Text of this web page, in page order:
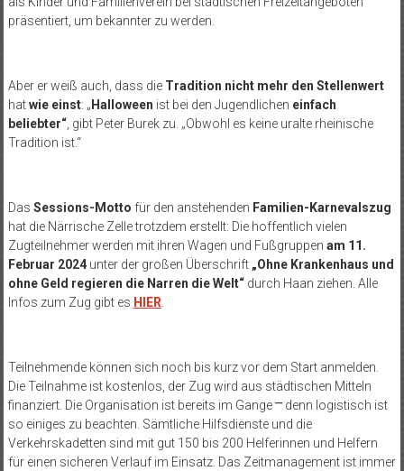
präsentiert, um bekannter zu werden.
Aber er weiß auch, dass die Tradition nicht mehr den Stellenwert
hatwie einst: „ Halloween ist bei den Jugendlichen einfach
beliebter“, gibt Peter Burek zu. „Obwohl es keine uralte rheinische
Tradition ist.“
Das Sessions-Motto für den anstehenden Familien-Karnevalszug
hat die Närrische Zelle trotzdem erstellt: Die hoffentlich vielen
Zugteilnehmer werden mit ihren Wagen und Fußgruppen am 11.
Februar 2024unter der großen Überschrift „Ohne Krankenhaus und
ohne Geld regieren die Narren die Welt“durch Haan ziehen. Alle
Infos zum Zug gibt es HIER.
Teilnehmende können sich noch bis kurz vor dem Start anmelden.
Die Teilnahme ist kostenlos, der Zug wird aus städtischen Mitteln
finanziert. Die Organisation ist bereits im Gange⎻denn logistisch ist
so einiges zu beachten. Sämtliche Hilfsdienste und die
Verkehrskadetten sind mit gut 150 bis 200 Helferinnen und Helfern
für einen sicheren Verlauf im Einsatz. Das Zeitmanagement ist immer